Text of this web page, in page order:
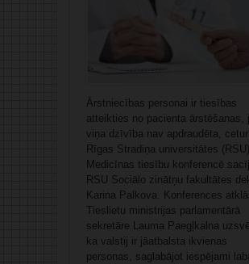
Ārstniecības personai ir tiesības
atteikties no pacienta ārstēšanas,
viņa dzīvība nav apdraudēta,
Rīgas Stradiņa universitātes (RSU)
Medicīnas tiesību konferencē
RSU Sociālo zinātņu fakultātes
Karina Palkova. Konferences
Tieslietu ministrijas parlamentārā
sekretāre Lauma Paegļkalna
ka valstij ir jāatbalsta ikvienas
personas, saglabājot iespējami